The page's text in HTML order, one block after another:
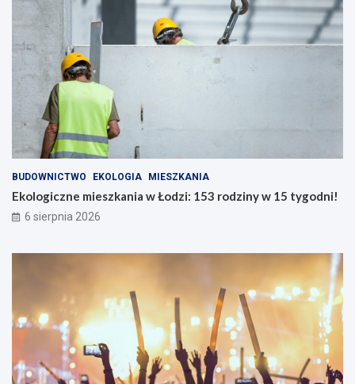
BUDOWNICTWO EKOLOGIA MIESZKANIA
Ekologiczne mieszkania w Łodzi: 153 rodziny w 15 tygodni!
6 sierpnia 2026